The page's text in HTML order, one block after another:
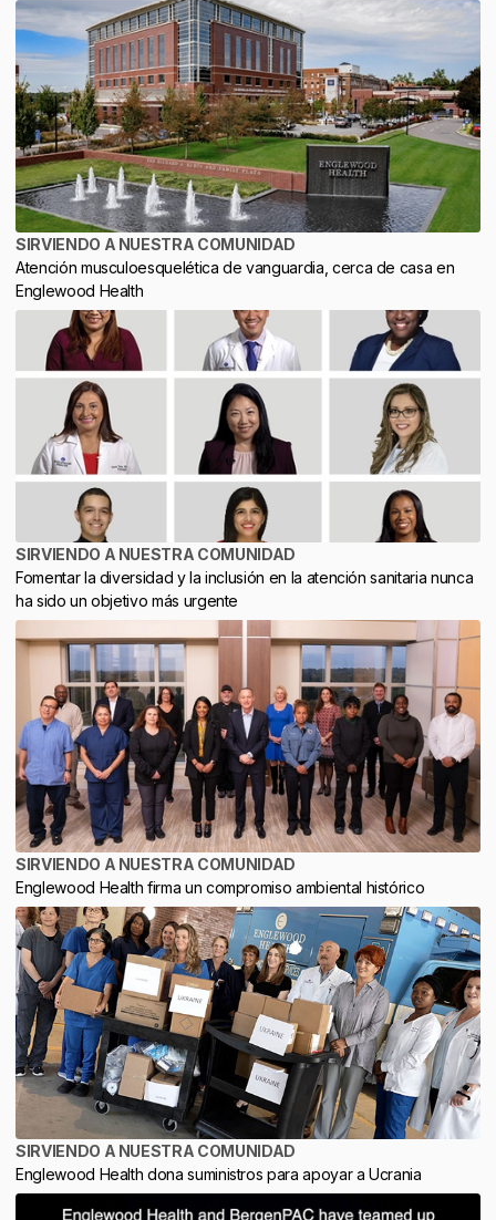
SIRVIENDO A NUESTRA COMUNIDAD
Atención musculoesquelética de vanguardia, cerca de casa en
Englewood Health
SIRVIENDO A NUESTRA COMUNIDAD
Fomentar la diversidad y la inclusión en la atención sanitaria nunca
ha sido un objetivo más urgente
SIRVIENDO A NUESTRA COMUNIDAD
Englewood Health firma un compromiso ambiental histórico
SIRVIENDO A NUESTRA COMUNIDAD
Englewood Health dona suministros para apoyar a Ucrania